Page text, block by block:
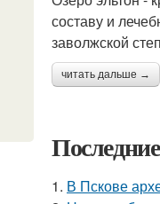
составу и
заволжской
читать дальше →
1. В Пскове